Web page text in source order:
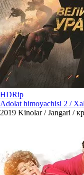
HDRip
Adolat himoyachisi 2 /
2019 Kinolar / Jangari /